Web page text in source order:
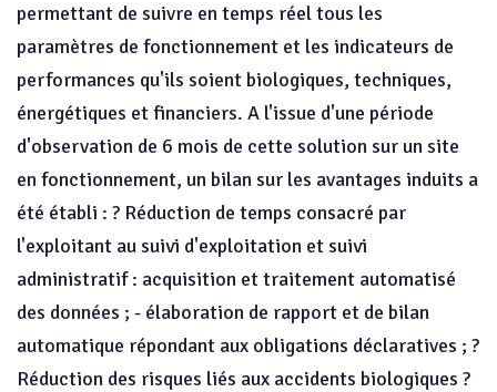
permettant de suivre en temps réel tous les
paramètres de fonctionnement et les indicateurs de
performances qu'ils soient biologiques, techniques,
énergétiques et financiers. A l'issue d'une période
d'observation de 6 mois de cette solution sur un site
en fonctionnement, un bilan sur les avantages induits a
été établi : ? Réduction de temps consacré par
l'exploitant au suivi d'exploitation et suivi
administratif : acquisition et traitement automatisé
des données ; - élaboration de rapport et de bilan
automatique répondant aux obligations déclaratives ; ?
Réduction des risques liés aux accidents biologiques ?